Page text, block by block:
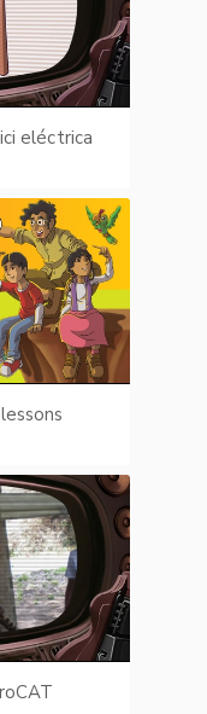
eléctrica